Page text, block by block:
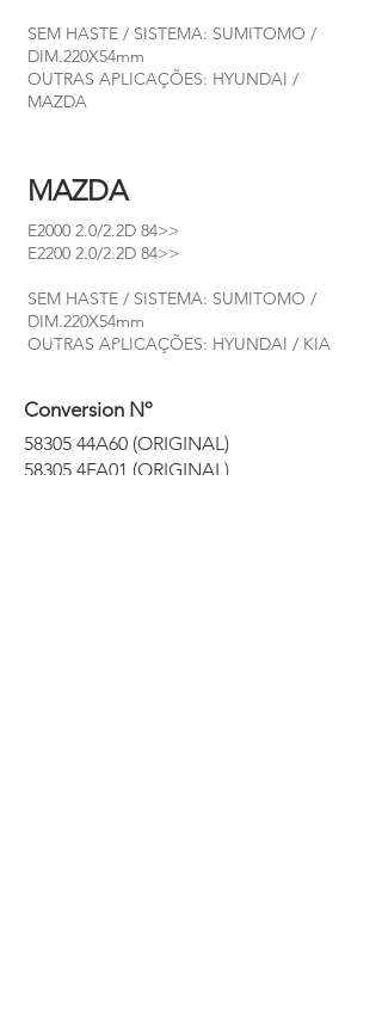
SEM HASTE / SISTEMA: SUMITOMO /
DIM.220X54mm
OUTRAS APLICAÇÕES: HYUNDAI /
MAZDA
MAZDA
E2000 2.0/2.2D 84>>
E2200 2.0/2.2D 84>>
SEM HASTE / SISTEMA: SUMITOMO /
DIM.220X54mm
OUTRAS APLICAÇÕES: HYUNDAI / KIA
Conversion Nº
58305 44A60 (ORIGINAL)
58305 4FA01 (ORIGINAL)